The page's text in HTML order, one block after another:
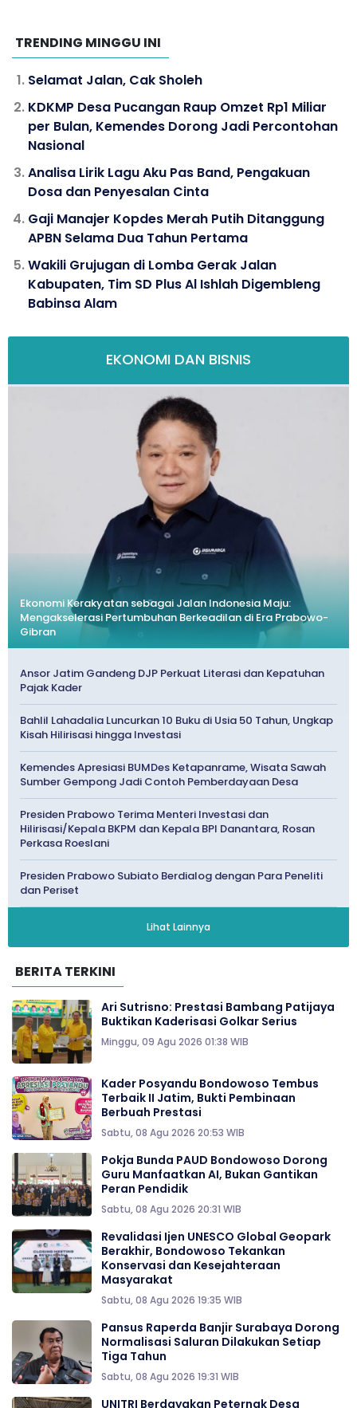
TRENDING MINGGU INI
Selamat Jalan, Cak Sholeh
KDKMP Desa Pucangan Raup Omzet Rp1 Miliar
per Bulan, Kemendes Dorong Jadi Percontohan
Nasional
Analisa Lirik Lagu Aku Pas Band, Pengakuan
Dosa dan Penyesalan Cinta
Gaji Manajer Kopdes Merah Putih Ditanggung
APBN Selama Dua Tahun Pertama
Wakili Grujugan di Lomba Gerak Jalan
Kabupaten, Tim SD Plus Al Ishlah Digembleng
Babinsa Alam
EKONOMI DAN BISNIS
Ekonomi Kerakyatan sebagai Jalan Indonesia Maju:
Mengakselerasi Pertumbuhan Berkeadilan di Era Prabowo-
Gibran
Ansor Jatim Gandeng DJP Perkuat Literasi dan Kepatuhan
Pajak Kader
Bahlil Lahadalia Luncurkan 10 Buku di Usia 50 Tahun, Ungkap
Kisah Hilirisasi hingga Investasi
Kemendes Apresiasi BUMDes Ketapanrame, Wisata Sawah
Sumber Gempong Jadi Contoh Pemberdayaan Desa
Presiden Prabowo Terima Menteri Investasi dan
Hilirisasi/Kepala BKPM dan Kepala BPI Danantara, Rosan
Perkasa Roeslani
Presiden Prabowo Subiato Berdialog dengan Para Peneliti
dan Periset
Lihat Lainnya
BERITA TERKINI
Ari Sutrisno: Prestasi Bambang Patijaya
Buktikan Kaderisasi Golkar Serius
Minggu, 09 Agu 2026 01:38 WIB
Kader Posyandu Bondowoso Tembus
Terbaik II Jatim, Bukti Pembinaan
Berbuah Prestasi
Sabtu, 08 Agu 2026 20:53 WIB
Pokja Bunda PAUD Bondowoso Dorong
Guru Manfaatkan AI, Bukan Gantikan
Peran Pendidik
Sabtu, 08 Agu 2026 20:31 WIB
Revalidasi Ijen UNESCO Global Geopark
Berakhir, Bondowoso Tekankan
Konservasi dan Kesejahteraan
Masyarakat
Sabtu, 08 Agu 2026 19:35 WIB
Pansus Raperda Banjir Surabaya Dorong
Normalisasi Saluran Dilakukan Setiap
Tiga Tahun
Sabtu, 08 Agu 2026 19:31 WIB
UNITRI Berdayakan Peternak Desa